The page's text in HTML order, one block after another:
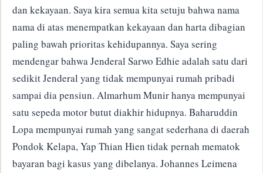
dan kekayaan. Saya kira semua kita setuju bahwa nama
nama di atas menempatkan kekayaan dan harta dibagian
paling bawah prioritas kehidupannya. Saya sering
mendengar bahwa Jenderal Sarwo Edhie adalah satu dari
sedikit Jenderal yang tidak mempunyai rumah pribadi
sampai dia pensiun. Almarhum Munir hanya mempunyai
satu sepeda motor butut diakhir hidupnya. Baharuddin
Lopa mempunyai rumah yang sangat sederhana di daerah
Pondok Kelapa, Yap Thian Hien tidak pernah mematok
bayaran bagi kasus yang dibelanya. Johannes Leimena